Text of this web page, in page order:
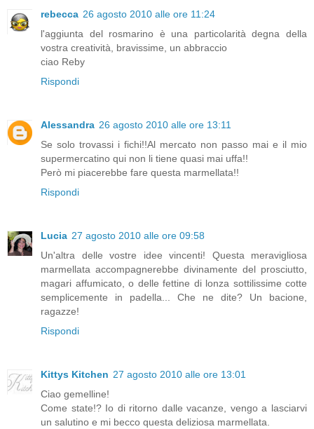
rebecca 26 agosto 2010 alle ore 11:24
l'aggiunta del rosmarino è una particolarità degna della
vostra creatività, bravissime, un abbraccio
ciao Reby
Rispondi
Alessandra 26 agosto 2010 alle ore 13:11
Se solo trovassi i fichi!!Al mercato non passo mai e il mio
supermercatino qui non li tiene quasi mai uffa!!
Però mi piacerebbe fare questa marmellata!!
Rispondi
Lucia 27 agosto 2010 alle ore 09:58
Un'altra delle vostre idee vincenti! Questa meravigliosa
marmellata accompagnerebbe divinamente del prosciutto,
magari affumicato, o delle fettine di lonza sottilissime cotte
semplicemente in padella... Che ne dite? Un bacione,
ragazze!
Rispondi
Kittys Kitchen 27 agosto 2010 alle ore 13:01
Ciao gemelline!
Come state!? Io di ritorno dalle vacanze, vengo a lasciarvi
un salutino e mi becco questa deliziosa marmellata.